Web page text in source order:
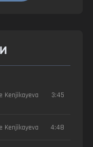
Kenjikayeva 3:45
Kenjikayeva 4:48